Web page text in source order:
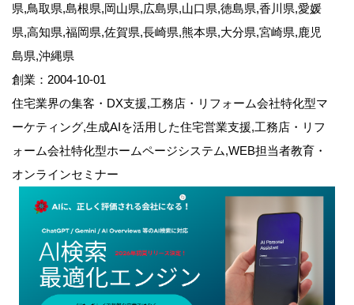
県,鳥取県,島根県,岡山県,広島県,山口県,徳島県,香川県,愛媛
県,高知県,福岡県,佐賀県,長崎県,熊本県,大分県,宮崎県,鹿児
島県,沖縄県
創業：2004-10-01
住宅業界の集客・DX支援,工務店・リフォーム会社特化型マ
ーケティング,生成AIを活用した住宅営業支援,工務店・リフ
ォーム会社特化型ホームページシステム,WEB担当者教育・
オンラインセミナー